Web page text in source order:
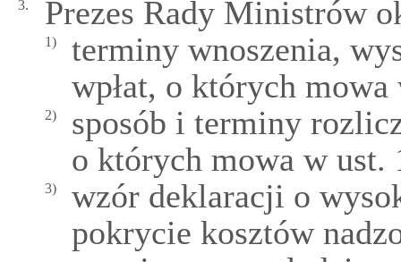
3. Prezes Rady Ministrów
1)
terminy wnoszenia,
wpłat, o których mowa
2)
sposób i terminy
o których mowa w ust.
3)
wzór deklaracji o
pokrycie kosztów